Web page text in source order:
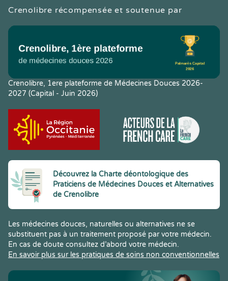
Crenolibre récompensée et soutenue par
Crenolibre, 1ere plateforme de Médecines Douces 2026-
2027 (Capital - Juin 2026)
Découvrez la Charte déontologique des
Praticiens de Médecines Douces et Alternatives
de Crenolibre
Les médecines douces, naturelles ou alternatives ne se
substituent pas à un traitement proposé par votre médecin.
En cas de doute consultez d’abord votre médecin.
En savoir plus sur les pratiques de soins non conventionnelles